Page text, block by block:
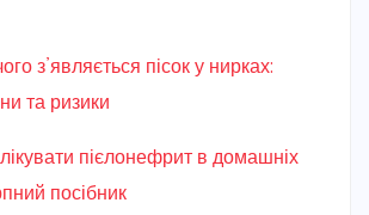
з’являється пісок у нирках:
та ризики
пієлонефрит в домашніх
посібник